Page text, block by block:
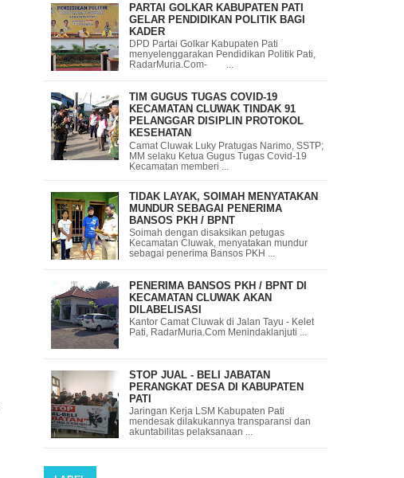
PARTAI GOLKAR KABUPATEN PATI
GELAR PENDIDIKAN POLITIK BAGI
KADER
DPD Partai Golkar Kabupaten Pati
menyelenggarakan Pendidikan Politik Pati,
RadarMuria.Com- ...
TIM GUGUS TUGAS COVID-19
KECAMATAN CLUWAK TINDAK 91
PELANGGAR DISIPLIN PROTOKOL
KESEHATAN
Camat Cluwak Luky Pratugas Narimo, SSTP;
MM selaku Ketua Gugus Tugas Covid-19
Kecamatan memberi ...
TIDAK LAYAK, SOIMAH MENYATAKAN
MUNDUR SEBAGAI PENERIMA
BANSOS PKH / BPNT
Soimah dengan disaksikan petugas
Kecamatan Cluwak, menyatakan mundur
sebagai penerima Bansos PKH ...
PENERIMA BANSOS PKH / BPNT DI
KECAMATAN CLUWAK AKAN
DILABELISASI
Kantor Camat Cluwak di Jalan Tayu - Kelet
Pati, RadarMuria.Com Menindaklanjuti ...
STOP JUAL - BELI JABATAN
PERANGKAT DESA DI KABUPATEN
PATI
Jaringan Kerja LSM Kabupaten Pati
mendesak dilakukannya transparansi dan
akuntabilitas pelaksanaan ...